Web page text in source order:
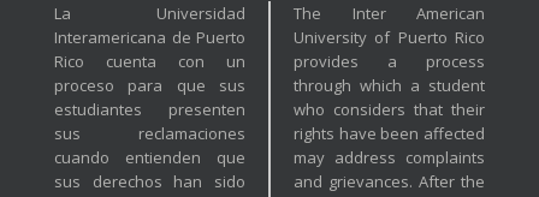
La Universidad
Interamericana de Puerto
Rico cuenta con un
proceso para que sus
estudiantes presenten
sus reclamaciones
cuando entienden que
sus derechos han sido
The Inter American
University of Puerto Rico
provides a process
through which a student
who considers that their
rights have been affected
may address complaints
and grievances. After the